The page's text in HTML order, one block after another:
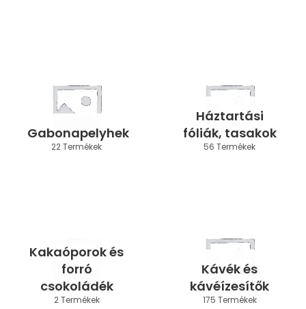
Gabonapelyhek
22 Termékek
Háztartási
fóliák, tasakok
56 Termékek
Kakaóporok és
forró
csokoládék
2 Termékek
Kávék és
kávéízesítők
175 Termékek